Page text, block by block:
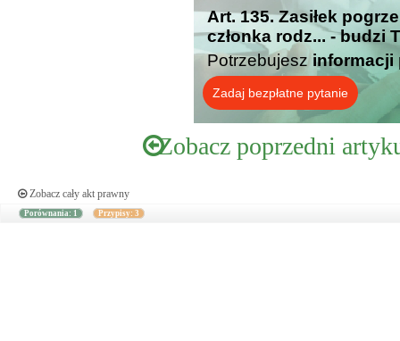
Art. 135. Zasiłek
członka rodz... - budzi
Potrzebujesz informacji
Zadaj bezpłatne pytanie
Zobacz poprzedni
Zobacz cały akt prawny
Porównania: 1 Przypisy: 3